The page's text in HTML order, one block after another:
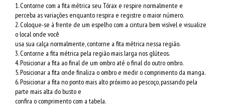
1. Contorne com a fita métrica seu Tórax e respire normalmente e
perceba as variações enquanto respira e registre o maior número.
2. Coloque-se à frente de um espelho com a cintura bem visível e visualize
o local onde você
usa sua calça normalmente, contorne a fita métrica nessa região.
3. Contorne a fita métrica pela região mais larga nos glúteos.
4. Posicionar a fita ao final de um ombro até o final do outro ombro.
5. Posicionar a fita onde finaliza o ombro e medir o comprimento da manga.
6. Posicionar a fita no ponto mais alto próximo ao pescoço, passando pela
parte mais alta do busto e
confira o comprimento com a tabela.